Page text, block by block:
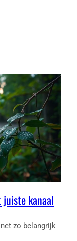
juiste kanaal
zo belangrijk